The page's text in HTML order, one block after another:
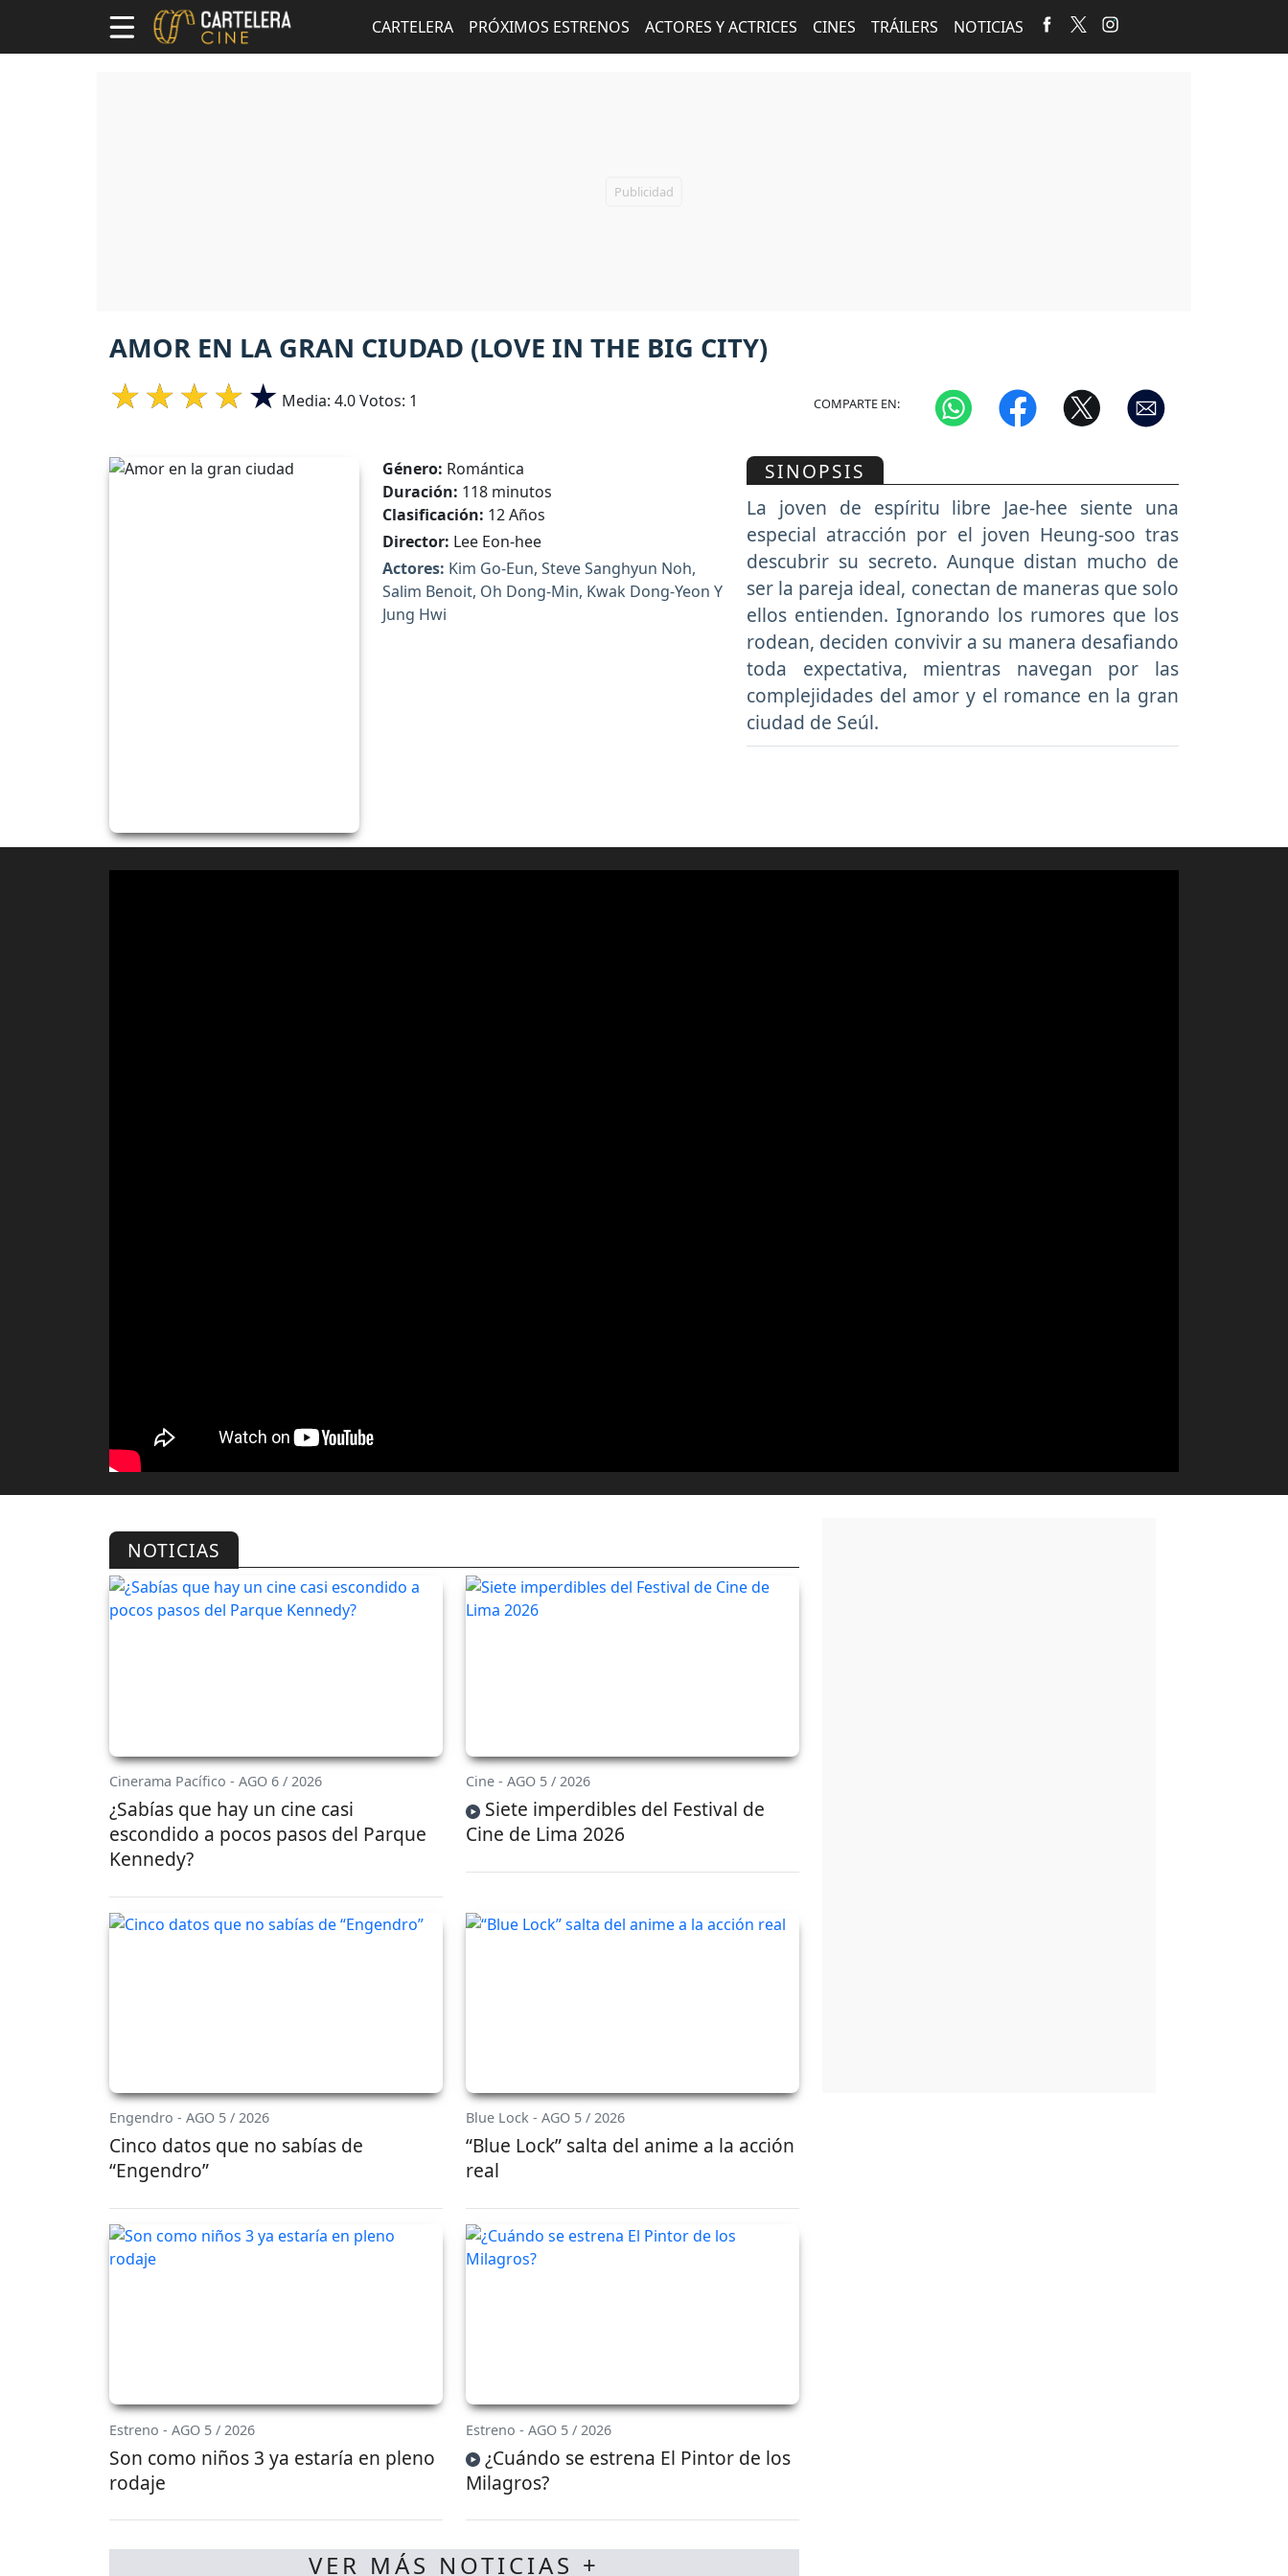
CARTELERA PRÓXIMOS ESTRENOS ACTORES Y ACTRICES CINES TRÁILERS NOTICIAS
AMOR EN LA GRAN CIUDAD (LOVE IN THE BIG CITY)
Media: 4.0Votos: 1 COMPARTE EN:
Género: Romántica
Duración: 118 minutos
Clasificación: 12 Años
Director: Lee Eon-hee
Actores: Kim Go-Eun, Steve Sanghyun Noh,
Salim Benoit, Oh Dong-Min, Kwak Dong-Yeon Y
Jung Hwi
SINOPSIS
La joven de espíritu libre Jae-hee siente una
especial atracción por el joven Heung-soo tras
descubrir su secreto. Aunque distan mucho de
ser la pareja ideal, conectan de maneras que solo
ellos entienden. Ignorando los rumores que los
rodean, deciden convivir a su manera desafiando
toda expectativa, mientras navegan por las
complejidades del amor y el romance en la gran
ciudad de Seúl.
NOTICIAS
Cinerama Pacífico - AGO 6 / 2026
¿Sabías que hay un cine casi
escondido a pocos pasos del Parque
Kennedy?
Cine - AGO 5 / 2026
Siete imperdibles del Festival de
Cine de Lima 2026
Engendro - AGO 5 / 2026
Cinco datos que no sabías de
“Engendro”
Blue Lock - AGO 5 / 2026
“Blue Lock” salta del anime a la acción
real
Estreno - AGO 5 / 2026
Son como niños 3 ya estaría en pleno
rodaje
Estreno - AGO 5 / 2026
¿Cuándo se estrena El Pintor de los
Milagros?
VER MÁS NOTICIAS +